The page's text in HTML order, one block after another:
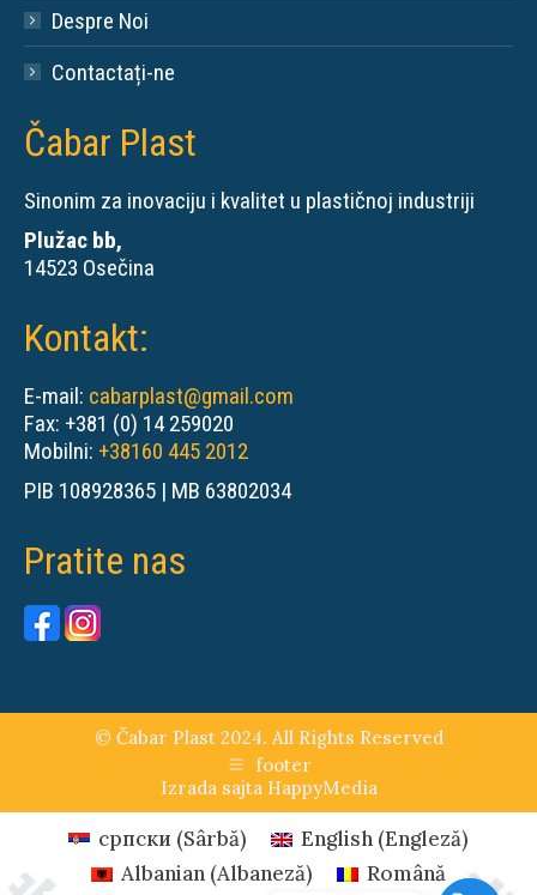
Despre Noi
Contactați-ne
Čabar Plast
Sinonim za inovaciju i kvalitet u plastičnoj industriji
Plužac bb,
14523 Osečina
Kontakt:
E-mail: cabarplast@gmail.com
Fax: +381 (0) 14 259020
Mobilni: +38160 445 2012
PIB 108928365 | MB 63802034
Pratite nas
© Čabar Plast 2024. All Rights Reserved
footer
Izrada sajta HappyMedia
српски (Sârbă) English(Engleză)
Albanian (Albaneză) Română